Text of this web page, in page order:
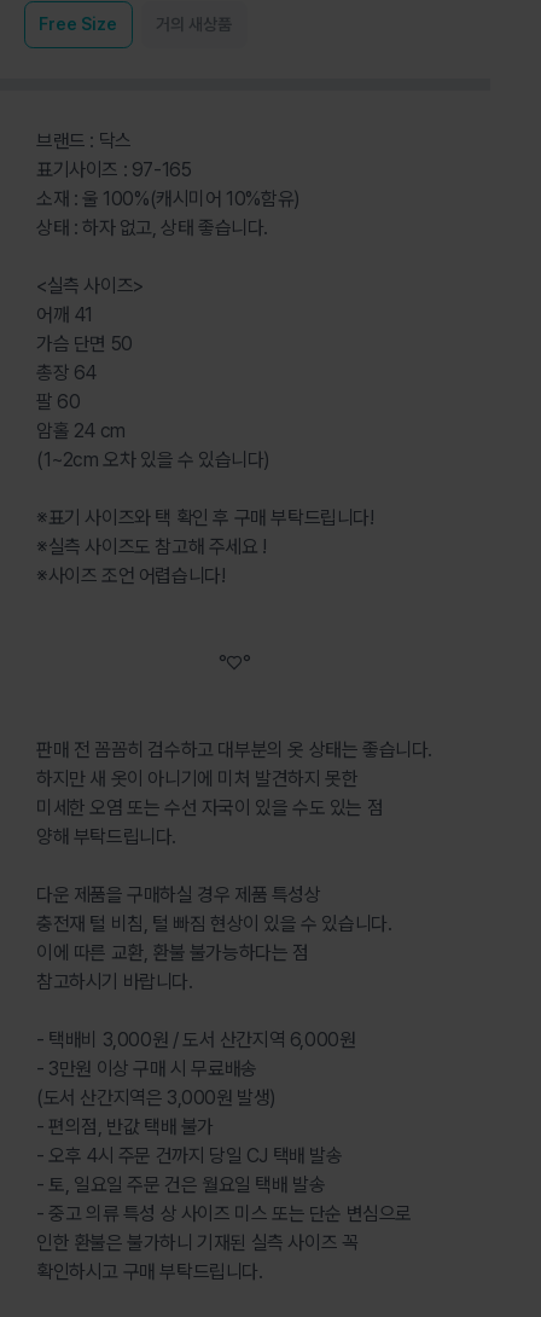
Free Size 거의 새상품
브랜드 : 닥스
표기사이즈 : 97-165
소재 : 울 100%(캐시미어 10%함유)
상태 : 하자 없고, 상태 좋습니다.
<실측 사이즈>
어깨 41
가슴 단면 50
총장 64
팔 60
암홀 24 cm
(1~2cm 오차 있을 수 있습니다)
※표기 사이즈와 택 확인 후 구매 부탁드립니다!
※실측 사이즈도 참고해 주세요 !
※사이즈 조언 어렵습니다!
⠀⠀⠀⠀⠀⠀⠀⠀⠀⠀⠀⠀⠀°♡°
판매 전 꼼꼼히 검수하고 대부분의 옷 상태는 좋습니다.
하지만 새 옷이 아니기에 미처 발견하지 못한
미세한 오염 또는 수선 자국이 있을 수도 있는 점
양해 부탁드립니다.
다운 제품을 구매하실 경우 제품 특성상
충전재 털 비침, 털 빠짐 현상이 있을 수 있습니다.
이에 따른 교환, 환불 불가능하다는 점
참고하시기 바랍니다.
- 택배비 3,000원 / 도서 산간지역 6,000원
- 3만원 이상 구매 시 무료배송
(도서 산간지역은 3,000원 발생)
- 편의점, 반값 택배 불가
- 오후 4시 주문 건까지 당일 CJ 택배 발송
- 토, 일요일 주문 건은 월요일 택배 발송
- 중고 의류 특성 상 사이즈 미스 또는 단순 변심으로
인한 환불은 불가하니 기재된 실측 사이즈 꼭
확인하시고 구매 부탁드립니다.